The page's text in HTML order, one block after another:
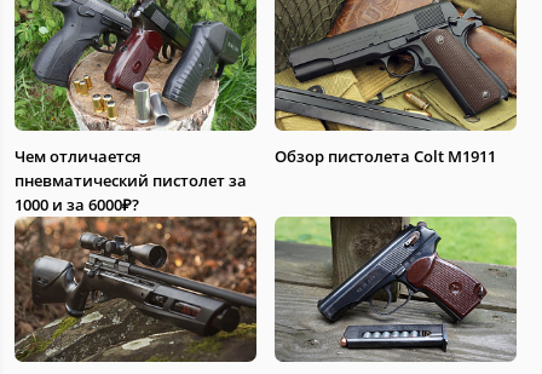
Чем отличается
пневматический пистолет за
1000 и за 6000₽?
Обзор пистолета Colt M1911